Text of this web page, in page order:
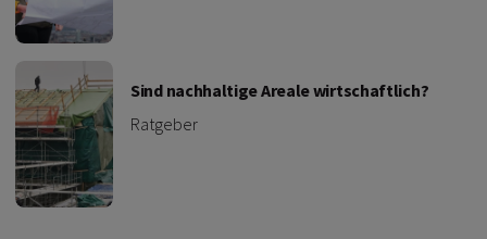
Sind nachhaltige Areale wirtschaftlich?
Ratgeber